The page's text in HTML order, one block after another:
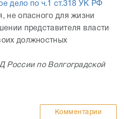
дело по ч.1 ст.318 УК РФ
не опасного для жизни
представителя власти
должностных
России по Волгоградской
Комментарии